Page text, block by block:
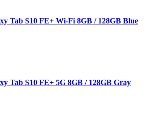
Tab S10 FE+ Wi-Fi 8GB / 128GB Blue
Tab S10 FE+ 5G 8GB / 128GB Gray